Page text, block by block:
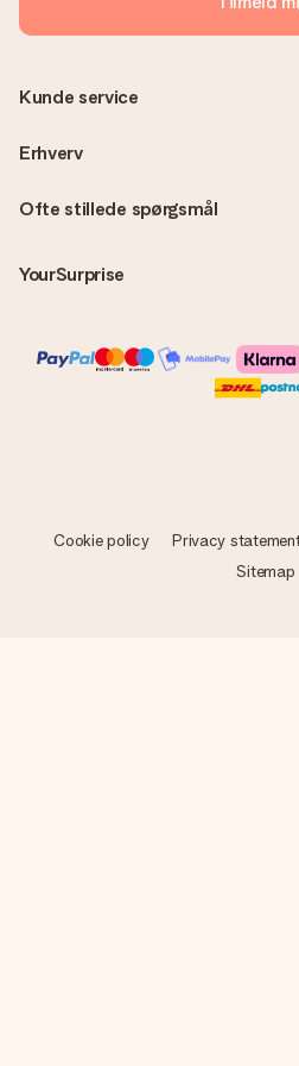
direkte til modtageren, hvilket gør
overraskelse!
Ofte stillede spørgsmål
YourSurprise
Kunde service
Erhverv
Cookie policy Privacy
Sitemap